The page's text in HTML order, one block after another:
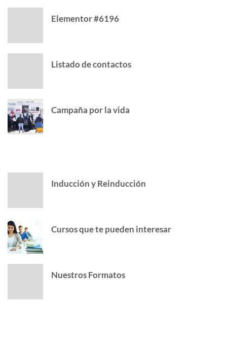
Elementor #6196
Listado de contactos
Campaña por la vida
Inducción y Reinducción
Cursos que te pueden interesar
Nuestros Formatos